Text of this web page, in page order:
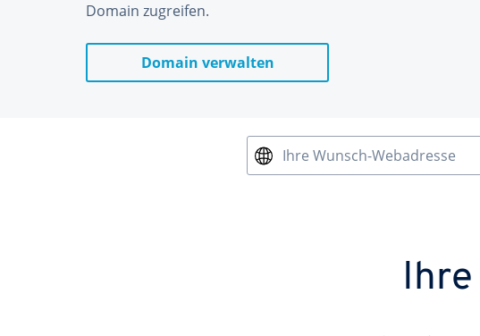
Domain zugreifen.
Domain verwalten
Ihre Wunsch-Webadresse